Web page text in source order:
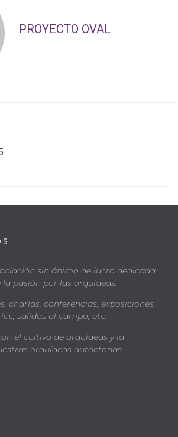
PROYECTO OVAL
sin ánimo de lucro dedicada
pasión por las orquídeas.
charlas, conferencias, exposiciones,
salidas al campo, etc.
el cultivo de orquídeas y la
orquídeas autóctonas.